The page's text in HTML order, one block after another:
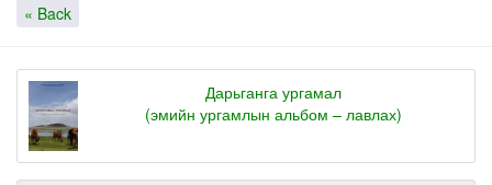
« Back
Дарьганга ургамал
(эмийн ургамлын альбом – лавлах)